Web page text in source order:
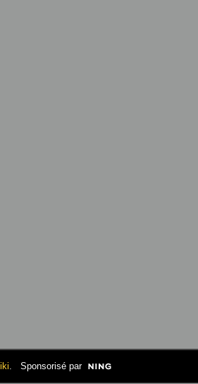
. Sponsorisé par